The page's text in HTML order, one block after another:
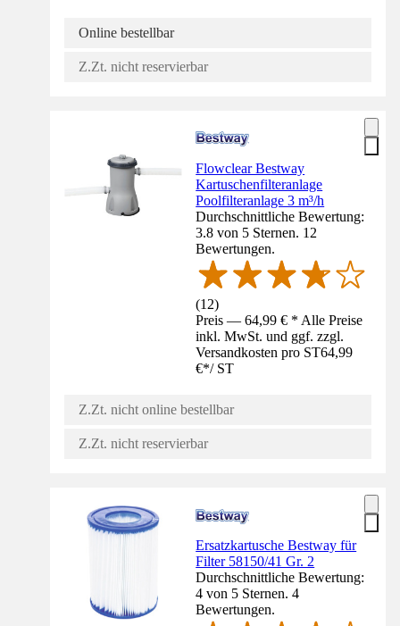
Online bestellbar
Z.Zt. nicht reservierbar
Flowclear Bestway
Kartuschenfilteranlage
Poolfilteranlage 3 m³/h
Durchschnittliche Bewertung:
3.8 von 5 Sternen. 12
Bewertungen.
(12)
Preis — 64,99 € * Alle Preise
inkl. MwSt. und ggf. zzgl.
Versandkosten pro ST64,99
€*/ ST
Z.Zt. nicht online bestellbar
Z.Zt. nicht reservierbar
Ersatzkartusche Bestway für
Filter 58150/41 Gr. 2
Durchschnittliche Bewertung:
4 von 5 Sternen. 4
Bewertungen.